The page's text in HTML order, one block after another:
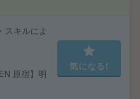
キルによ
原宿】明
気になる!